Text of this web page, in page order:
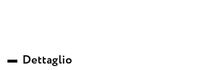
Dettaglio